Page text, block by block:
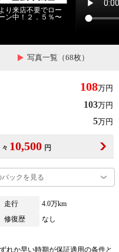
り来店不要でロー
ン中！２．５％〜
写真一覧（68枚）
108万円
103万円
5万円
10,500 円
ックを見る
走行
4.0万km
修復歴
なし
れか早い時期が保証適用の条件と